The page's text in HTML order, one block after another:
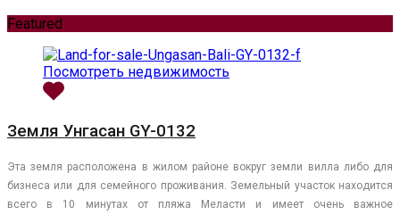
Featured
Посмотреть недвижимость
Земля Унгасан GY-0132
Эта земля расположена в жилом районе вокруг земли вилла либо для
бизнеса или для семейного проживания. Земельный участок находится
всего в 10 минутах от пляжа Меласти и имеет очень важное